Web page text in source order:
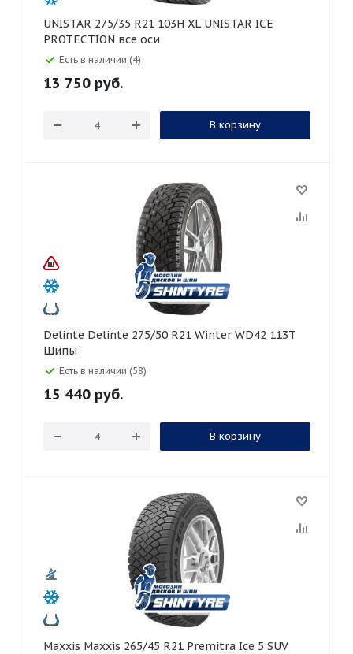
UNISTAR 275/35 R21 103H XL UNISTAR ICE
PROTECTION все оси
Есть в наличии (4)
13 750 руб.
В корзину
Delinte Delinte 275/50 R21 Winter WD42 113T
Шипы
Есть в наличии (58)
15 440 руб.
В корзину
Maxxis Maxxis 265/45 R21 Premitra Ice 5 SUV